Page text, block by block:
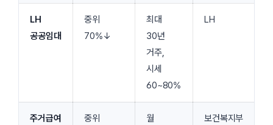
LH
공공임대
중위
70%↓
최대
30년
거주,
시세
60~80%
LH
주거급여
중위
월
보건복지부